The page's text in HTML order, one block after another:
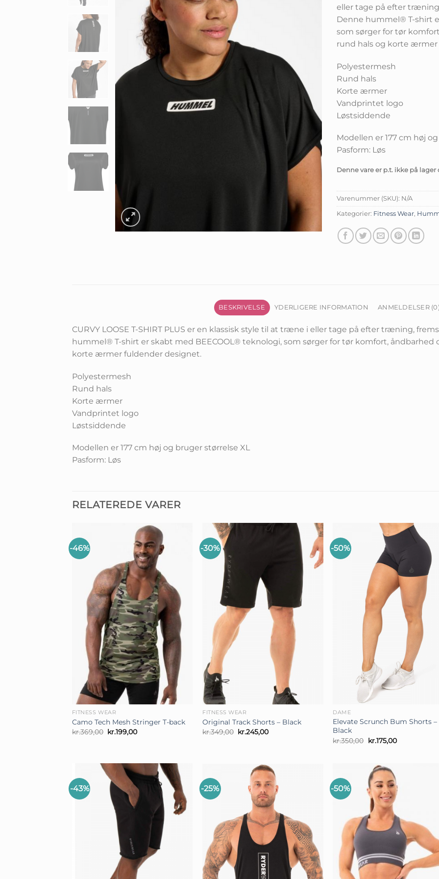
eller tage på efter
Denne hummel® T-shirt
som sørger for tør
rund hals og korte
Polyestermesh
Rund hals
Korte ærmer
Vandprintet logo
Løstsiddende
Modellen er 177 cm høj
Pasform: Løs
Denne vare er p.t. ikke på
Varenummer (SKU): N/A
Kategorier: Fitness Wear,
BESKRIVELSE YDERLIGERE INFORMATION ANMELDELSER
CURVY LOOSE T-SHIRT PLUS er en klassisk style til at træne i eller tage på efter træning,
hummel® T-shirt er skabt med BEECOOL® teknologi, som sørger for tør komfort, åndbarhed
korte ærmer fuldender designet.
Polyestermesh
Rund hals
Korte ærmer
Vandprintet logo
Løstsiddende
Modellen er 177 cm høj og bruger størrelse XL
Pasform: Løs
RELATEREDE VARER
-46%
+
FITNESS WEAR
Camo Tech Mesh Stringer T-back
kr.369,00 Den
oprindelige
kr.199,00Den
-30%
FITNESS WEAR
Original Track Shorts – Black
kr.349,00 Den
oprindelige
kr.245,00Den
-50%
DAME
Elevate Scrunch Bum Shorts –
Black
kr.350,00 Den
oprindelige
kr.350,00.
kr.175,00Den
-43% -25% -50%